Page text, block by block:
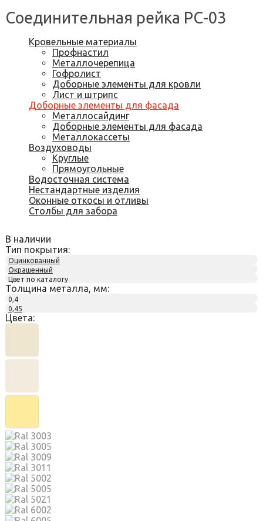
Соединительная рейка РС-03
Кровельные материалы
Профнастил
Металлочерепица
Гофролист
Доборные элементы для кровли
Лист и штрипс
Доборные элементы для фасада
Металлосайдинг
Доборные элементы для фасада
Металлокассеты
Воздуховоды
Круглые
Прямоугольные
Водосточная система
Нестандартные изделия
Оконные откосы и отливы
Столбы для забора
В наличии
Тип покрытия:
Оцинкованный
Окрашенный
Цвет по каталогу
Толщина металла, мм:
0,4
0,45
Цвета: